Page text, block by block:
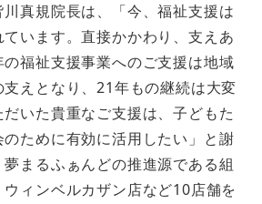
真規院長は、「今、福祉支援は
います。直接かかわり、支えあ
福祉支援事業へのご支援は地域
えとなり、21年もの継続は大変
いた貴重なご支援は、子どもた
ために有効に活用したい」と謝
まるふぁんどの推進源である組
ィンベルカザン店など10店舗を